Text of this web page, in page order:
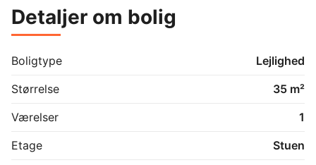
Detaljer om bolig
Boligtype
Lejlighed
Størrelse
35 m²
Værelser
1
Etage
Stuen